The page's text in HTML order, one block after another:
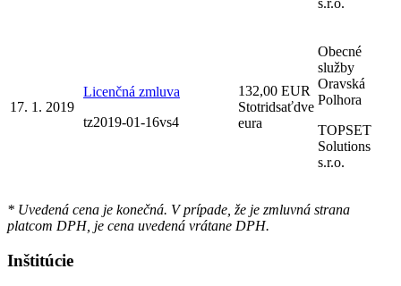
17. 1. 2019
Licenčná zmluva
tz2019-01-16vs4
132,00 EUR
Stotridsaťdve
eura
Obecné
služby
Oravská
Polhora
TOPSET
Solutions
s.r.o.
* Uvedená cena je konečná. V prípade, že je zmluvná strana
platcom DPH, je cena uvedená vrátane DPH.
Inštitúcie